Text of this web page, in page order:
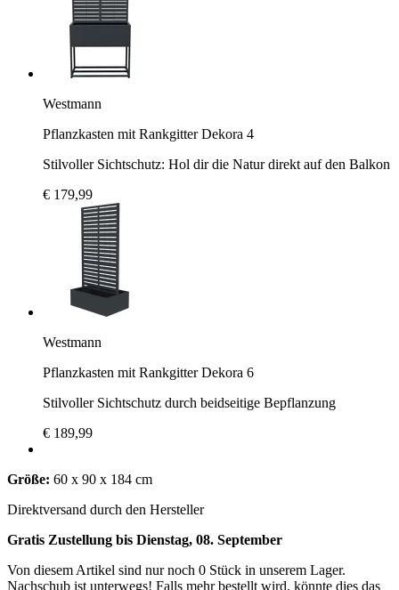
Westmann
Pflanzkasten mit Rankgitter Dekora 4
Stilvoller Sichtschutz: Hol dir die Natur direkt auf den Balkon
€ 179,99
Westmann
Pflanzkasten mit Rankgitter Dekora 6
Stilvoller Sichtschutz durch beidseitige Bepflanzung
€ 189,99
Größe: 60 x 90 x 184 cm
Direktversand durch den Hersteller
Gratis Zustellung bis Dienstag, 08. September
Von diesem Artikel sind nur noch 0 Stück in unserem Lager.
Nachschub ist unterwegs! Falls mehr bestellt wird, könnte dies das